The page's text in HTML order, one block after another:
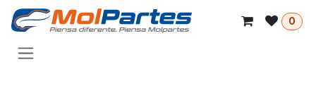
Ir al contenido
0